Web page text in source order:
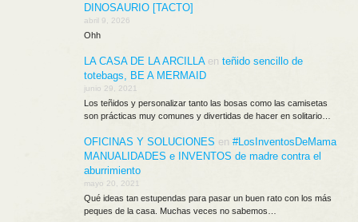
DINOSAURIO [TACTO]
abril 9, 2026
Ohh
LA CASA DE LA ARCILLAen teñido sencillo de
totebags, BE A MERMAID
junio 29, 2021
Los teñidos y personalizar tanto las bosas como las camisetas
son prácticas muy comunes y divertidas de hacer en solitario…
OFICINAS Y SOLUCIONES en #LosInventosDeMama
MANUALIDADES e INVENTOS de madre contra el
aburrimiento
mayo 20, 2021
Qué ideas tan estupendas para pasar un buen rato con los más
peques de la casa. Muchas veces no sabemos…